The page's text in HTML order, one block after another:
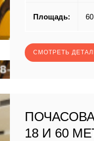
Площадь: 60
СМОТРЕТЬ
18 И 60